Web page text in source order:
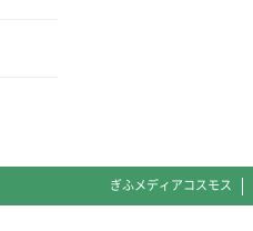
ぎふメディアコスモス